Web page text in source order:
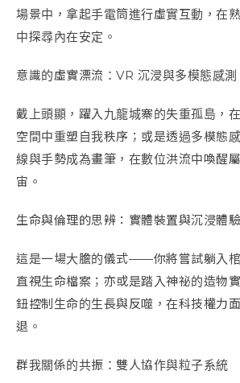
場景中，拿起手電筒進行虛實互動，在
中探尋內在安定。
意識的虛實漂流：VR 沉浸與多模態感測
戴上頭顯，躍入九龍城寨的失重孤島，
空間中重塑自我秩序；或是透過多模態
線與手勢成為畫筆，在數位洪流中喚醒
宙。
生命與倫理的思辨：實體裝置與沉浸體驗
這是一場大膽的儀式——你將嘗試躺入
直視生命檔案；亦或是踏入神祕的造物
鈕控制生命的生長與反噬，在科技權力
退。
群我關係的共振：雙人協作與粒子系統